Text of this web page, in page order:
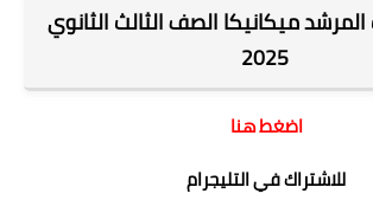
ميكانيكا الصف الثالث الثانوي
2025
اضغط هنا
للاشتراك في التليجرام